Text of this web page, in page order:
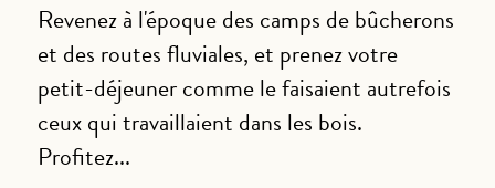
Revenez à l'époque des camps de bûcherons
et des routes fluviales, et prenez votre
petit-déjeuner comme le faisaient autrefois
ceux qui travaillaient dans les bois.
Profitez...